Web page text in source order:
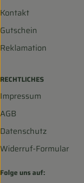
Kontakt
Gutschein
Reklamation
RECHTLICHES
Impressum
AGB
Datenschutz
Widerruf-Formular
Folge uns auf: